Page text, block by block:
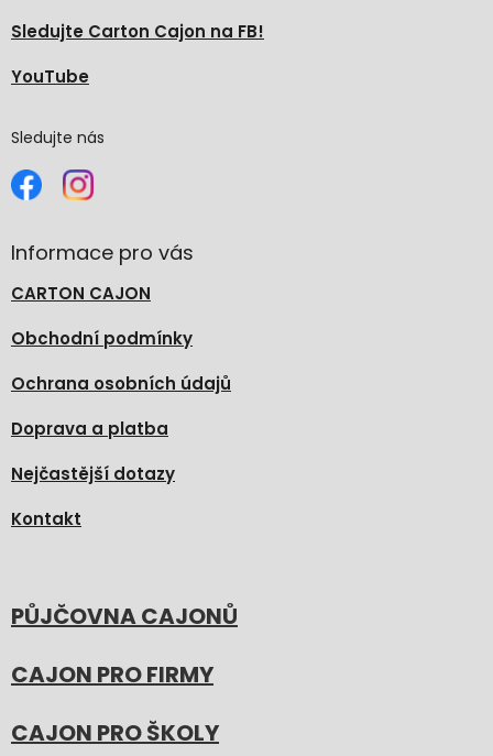
Sledujte Carton Cajon na FB!
YouTube
Sledujte nás
Informace pro vás
CARTON CAJON
Obchodní podmínky
Ochrana osobních údajů
Doprava a platba
Nejčastější dotazy
Kontakt
PŮJČOVNA CAJONŮ
CAJON PRO FIRMY
CAJON PRO ŠKOLY